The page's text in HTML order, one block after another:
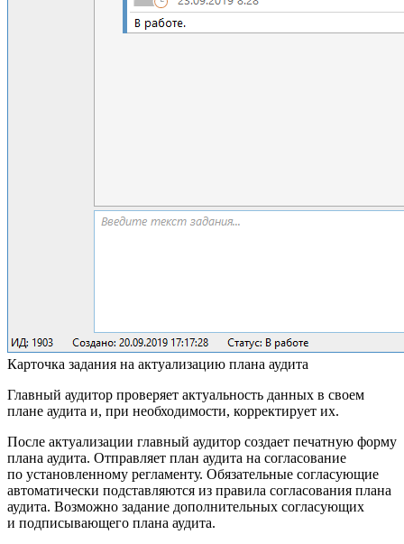
Карточка задания на актуализацию плана аудита
Главный аудитор проверяет актуальность данных в своем
плане аудита и, при необходимости, корректирует их.
После актуализации главный аудитор создает печатную форму
плана аудита. Отправляет план аудита на согласование
по установленному регламенту. Обязательные согласующие
автоматически подставляются из правила согласования плана
аудита. Возможно задание дополнительных согласующих
и подписывающего плана аудита.